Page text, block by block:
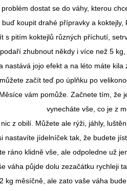
dostat se do váhy, kterou
buď koupit drahé přípravky a
s pitím koktejlů různých příchutí,
zhubnout někdy i více než 5
nastává jojo efekt a na léto máte kila
začít teď po úplňku po
vám pomůže. Začnete tím, že
vynecháte vše, co je z
z obilí. Můžete ale rýži, jáhly,
nastavíte jídelníček tak, že budete
ráno klidně vše, ale odpoledne už
váha půjde dolu zezačátku rychleji
kg měsíčně, ale zato vaše váha